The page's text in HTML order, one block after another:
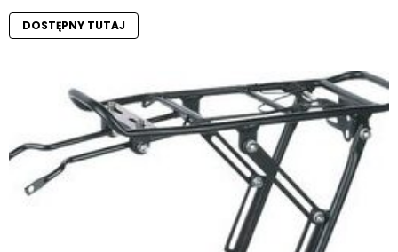
DOSTĘPNY TUTAJ